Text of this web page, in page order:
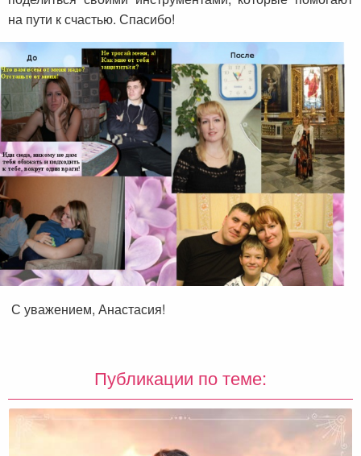
на пути к счастью. Спасибо!
С уважением, Анастасия!
Публикации по теме: